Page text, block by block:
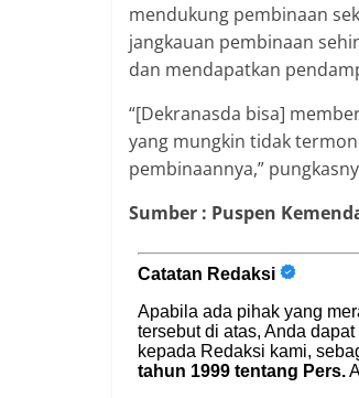
mendukung pembinaan
jangkauan pembinaan
dan mendapatkan
“[Dekranasda bisa]
yang mungkin tidak
pembinaannya,”
Sumber : Puspen